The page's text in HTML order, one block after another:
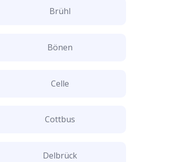
Brühl
Bönen
Celle
Cottbus
Delbrück